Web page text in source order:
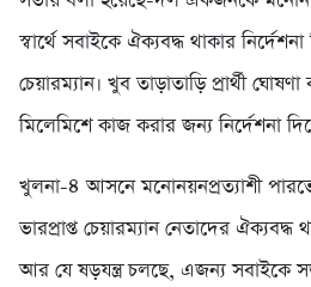
স্বার্থে সবাইকে ঐক্যবদ্ধ থাকার
চেয়ারম্যান। খুব তাড়াতাড়ি প্রার্থী
মিলেমিশে কাজ করার জন্য নির্দেশনা
খুলনা-৪ আসনে মনোনয়নপ্রত্যাশী
ভারপ্রাপ্ত চেয়ারম্যান নেতাদের ঐক্যবদ্ধ
আর যে ষড়যন্ত্র চলছে, এজন্য সবাইকে